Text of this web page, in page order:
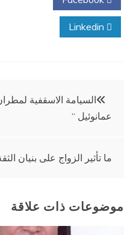
تصفّح
المقالات
السيامة الاسقفية لمطران
عمانوئيل “
ما تأثير الزواج على بنيان
موضوعات ذات علاقة